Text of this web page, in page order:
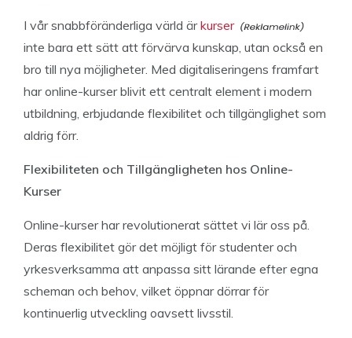
I vår snabbföränderliga värld ärkurser
inte bara ett sätt att förvärva kunskap, utan också en
bro till nya möjligheter. Med digitaliseringens framfart
har online-kurser blivit ett centralt element i modern
utbildning, erbjudande flexibilitet och tillgänglighet som
aldrig förr.
Flexibiliteten och Tillgängligheten hos Online-
Kurser
Online-kurser har revolutionerat sättet vi lär oss på.
Deras flexibilitet gör det möjligt för studenter och
yrkesverksamma att anpassa sitt lärande efter egna
scheman och behov, vilket öppnar dörrar för
kontinuerlig utveckling oavsett livsstil.